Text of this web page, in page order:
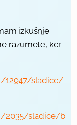
izkušnje
razumete, ker
12947/sladice/
2035/sladice/b